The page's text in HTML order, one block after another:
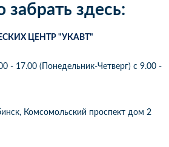
здесь:
ЦЕНТР "УКАВТ"
- 17.00 (Понедельник-Четверг) c 9.00 -
Комсомольский проспект дом 2